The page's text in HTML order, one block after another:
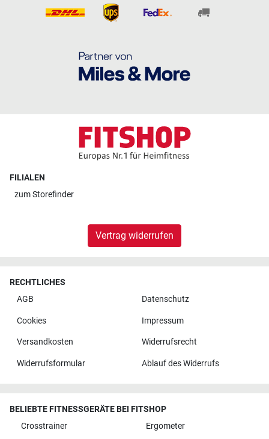
FILIALEN
zumStorefinder
Vertrag widerrufen
RECHTLICHES
AGB
Datenschutz
Cookies Impressum
Versandkosten Widerrufsrecht
Widerrufsformular Ablauf des Widerrufs
BELIEBTE FITNESSGERÄTE BEI FITSHOP
Crosstrainer
Ergometer